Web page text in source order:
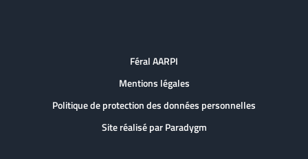
Féral AARPI
Mentions légales
Politique de protection des données personnelles
Site réalisé par Paradygm